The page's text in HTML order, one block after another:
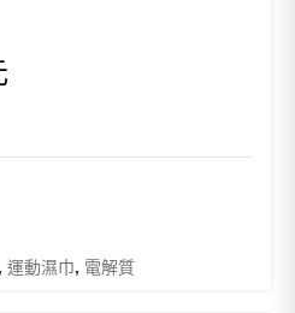
, 運動濕巾, 電解質